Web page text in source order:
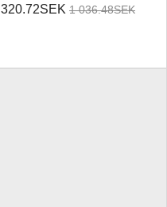
Damer 2025-26 Kortärmad
320.72SEK 1 036.48SEK